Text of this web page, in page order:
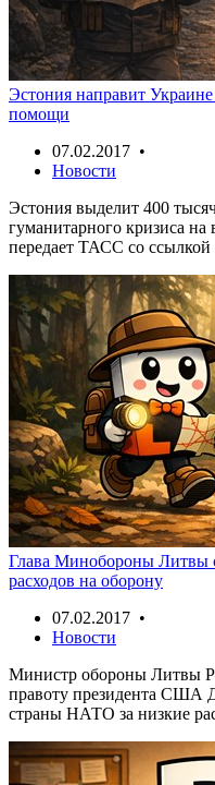
Эстония направит
помощи
07.02.2017 •
Новости
Эстония выделит 400
гуманитарного кризиса
передает ТАСС со
Глава Минобороны Литвы
расходов на оборону
07.02.2017 •
Новости
Министр обороны Литвы
правоту президента США
страны НАТО за низкие